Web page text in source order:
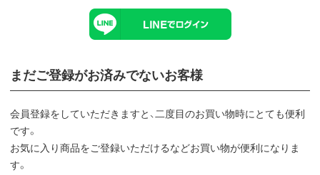
まだご登録がお済みでないお客様
会員登録をしていただきますと、二度目のお買い物時にとても便利
です。
お気に入り商品をご登録いただけるなどお買い物が便利になりま
す。